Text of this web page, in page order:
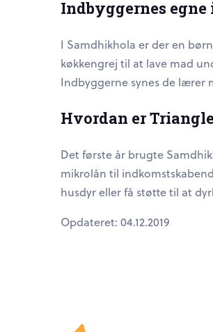
Indbyggernes
I Samdhikhola er der en
køkkengrej til at lave mad
Indbyggerne synes de lærer
Hvordan er
Det første år brugte
mikrolån til
husdyr eller få støtte til at
Opdateret: 04.12.2019